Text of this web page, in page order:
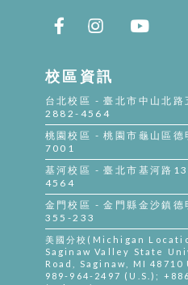
校區資訊
台北校區 - 臺北市中山北
2882-4564
桃園校區 - 桃園市龜山區
7001
基河校區 - 臺北市基河路
4564
金門校區 - 金門縣金沙鎮
355-233
美國分校(Michigan
Saginaw Valley State
Road, Saginaw, MI
989-964-2497 (U.S.);